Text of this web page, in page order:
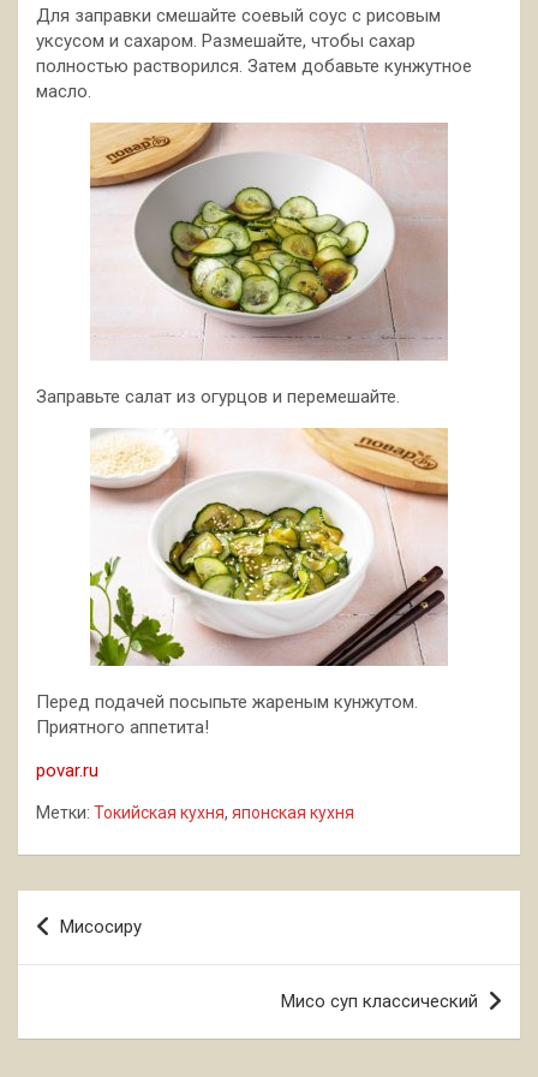
Для заправки смешайте соевый соус с рисовым
уксусом и сахаром. Размешайте, чтобы сахар
полностью растворился. Затем добавьте кунжутное
масло.
Заправьте салат из огурцов и перемешайте.
Перед подачей посыпьте жареным кунжутом.
Приятного аппетита!
povar.ru
Метки: Токийская кухня, японская кухня
Навигация
по
Мисосиру
Мисо суп классический